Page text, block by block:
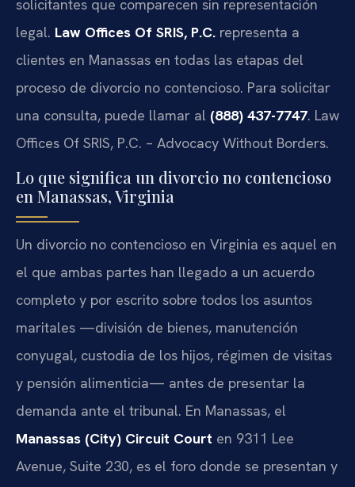
solicitantes que comparecen sin representación
legal. Law Offices Of SRIS, P.C. representa a
clientes en Manassas en todas las etapas del
proceso de divorcio no contencioso. Para solicitar
una consulta, puede llamar al (888) 437-7747. Law
Offices Of SRIS, P.C. – Advocacy Without Borders.
Lo que significa un divorcio no contencioso
en Manassas, Virginia
Un divorcio no contencioso en Virginia es aquel en
el que ambas partes han llegado a un acuerdo
completo y por escrito sobre todos los asuntos
maritales —división de bienes, manutención
conyugal, custodia de los hijos, régimen de visitas
y pensión alimenticia— antes de presentar la
demanda ante el tribunal. En Manassas, el
Manassas (City) Circuit Court en 9311 Lee
Avenue, Suite 230, es el foro donde se presentan y